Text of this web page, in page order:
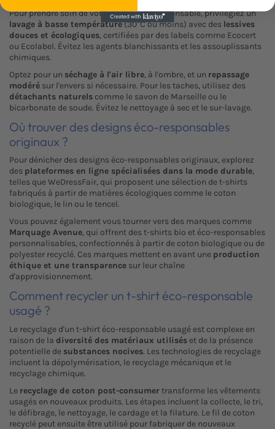
Pour prendre soin de votre t-shirt éco-responsable, privilégiez un
lavage à basse température(30°C ou moins) avec des lessives
douces et écologiques, certifiées par des labels comme Ecocert
ou Ecolabel. Évitez les agents blanchissants et les assouplissants
chimiques.
Optez pour un séchage à l'air libre, à l'ombre, et un repassage
modéré sur l'envers si nécessaire. Pour les taches, utilisez des
détachants naturels comme le savon de Marseille ou le
bicarbonate de soude. Évitez le nettoyage à sec et le sur-lavage.
Où trouver des designs éco-responsables
originaux ?
Pour dénicher des designs éco-responsables originaux, explorez
des plateformes en ligne spécialisées dans la mode durable,
telles que WeDressFair, qui proposent une sélection de t-shirts
fabriqués à partir de matières écologiques comme le coton
biologique, le lin ou le tencel.
Vous pouvez également vous tourner vers des marques comme
Marquage Avenue, qui offrent des t-shirts bio et éco-responsables
personnalisables, confectionnés à partir de coton biologique ou de
polyester recyclé. Ces marques mettent en avant une production
éthique et une transparence sur leur chaîne
d'approvisionnement.
Comment recycler un t-shirt éco-responsable
usagé ?
Le recyclage d'un t-shirt éco-responsable usagé est complexe en
raison de la diversité des matériaux utilisés et de la présence
potentielle de substances nocives. Les technologies de recyclage
incluent la dépolymérisation, le recyclage mécanique et le
recyclage chimique.
Le recyclage de coton post-consumertransforme les vêtements
usagés en nouveaux produits. Les étapes incluent la collecte, le tri,
le défibrage, le nettoyage, le cardage et la filature. Le fil de coton
recyclé peut ensuite être utilisé pour fabriquer de nouveaux